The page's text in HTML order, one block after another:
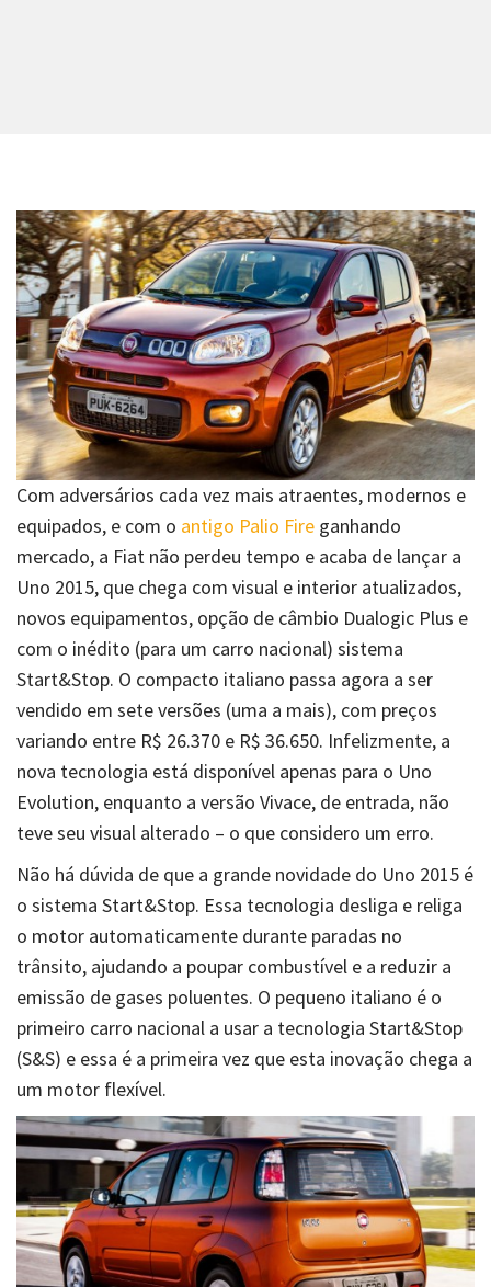
Com adversários cada vez mais atraentes, modernos e
equipados, e com o antigo Palio Fire ganhando
mercado, a Fiat não perdeu tempo e acaba de lançar a
Uno 2015, que chega com visual e interior atualizados,
novos equipamentos, opção de câmbio Dualogic Plus e
com o inédito (para um carro nacional) sistema
Start&Stop. O compacto italiano passa agora a ser
vendido em sete versões (uma a mais), com preços
variando entre R$ 26.370 e R$ 36.650. Infelizmente, a
nova tecnologia está disponível apenas para o Uno
Evolution, enquanto a versão Vivace, de entrada, não
teve seu visual alterado – o que considero um erro.
Não há dúvida de que a grande novidade do Uno 2015 é
o sistema Start&Stop. Essa tecnologia desliga e religa
o motor automaticamente durante paradas no
trânsito, ajudando a poupar combustível e a reduzir a
emissão de gases poluentes. O pequeno italiano é o
primeiro carro nacional a usar a tecnologia Start&Stop
(S&S) e essa é a primeira vez que esta inovação chega a
um motor flexível.